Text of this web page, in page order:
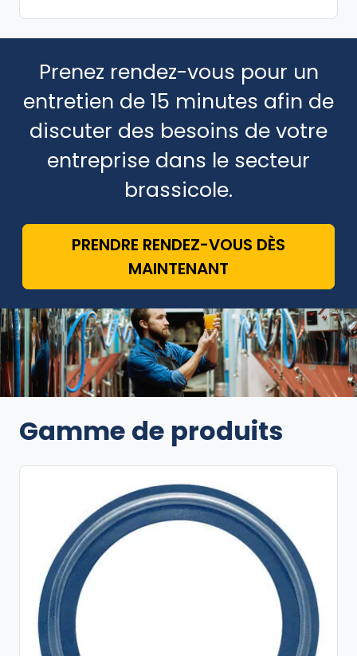
Prenez rendez-vous pour un
entretien de 15 minutes afin de
discuter des besoins de votre
entreprise dans le secteur
brassicole.
PRENDRE RENDEZ-VOUS DÈS
MAINTENANT
Gamme de produits